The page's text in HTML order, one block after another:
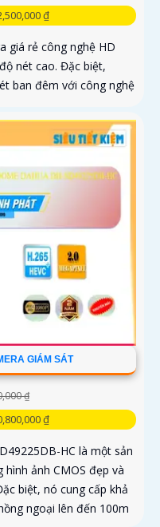
₫
giá rẻ công nghệ HD
nét cao. Đặc biệt,
ban đêm với công nghệ
GIÁM SÁT
₫
₫
HC là một sản
ảnh CMOS đẹp và
biệt, nó cung cấp khả
ngoại lên đến 100m